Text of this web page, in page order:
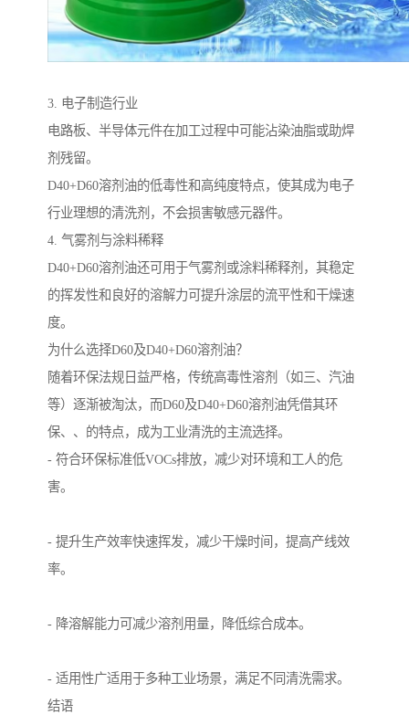
3. 电子制造行业
电路板、半导体元件在加工过程中可能沾染油脂或助焊
剂残留。
D40+D60溶剂油的低毒性和高纯度特点，使其成为电子
行业理想的清洗剂，不会损害敏感元器件。
4. 气雾剂与涂料稀释
D40+D60溶剂油还可用于气雾剂或涂料稀释剂，其稳定
的挥发性和良好的溶解力可提升涂层的流平性和干燥速
度。
为什么选择D60及D40+D60溶剂油？
随着环保法规日益严格，传统高毒性溶剂（如三、汽油
等）逐渐被淘汰，而D60及D40+D60溶剂油凭借其环
保、、的特点，成为工业清洗的主流选择。
- 符合环保标准低VOCs排放，减少对环境和工人的危
害。
- 提升生产效率快速挥发，减少干燥时间，提高产线效
率。
- 降溶解能力可减少溶剂用量，降低综合成本。
- 适用性广适用于多种工业场景，满足不同清洗需求。
结语